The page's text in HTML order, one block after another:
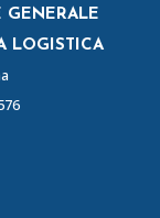
GENERALE
LOGISTICA